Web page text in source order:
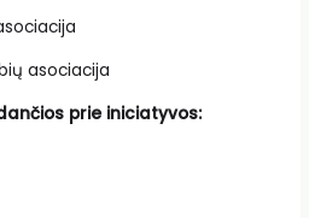
asociacija
prie iniciatyvos: